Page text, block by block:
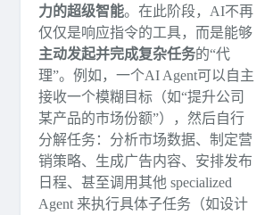
力的超级智能。在此阶段，AI不再
仅仅是响应指令的工具，而是能够
主动发起并完成复杂任务的“代
理”。例如，一个AI Agent可以自主
接收一个模糊目标（如“提升公司
某产品的市场份额”），然后自行
分解任务：分析市场数据、制定营
销策略、生成广告内容、安排发布
日程、甚至调用其他 specialized
Agent 来执行具体子任务（如设计